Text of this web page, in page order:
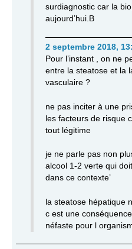
surdiagnostic car la
aujourd’hui.B
2 septembre 2018,
Pour l’instant , on ne
entre la steatose et la
vasculaire ?
ne pas inciter à une
les facteurs de risque
tout légitime
je ne parle pas non
alcool 1-2 verte qui
dans ce contexte’
la steatose hépatique
c est une
néfaste pour l